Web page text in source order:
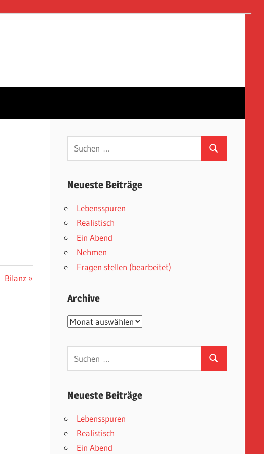
Nächster
Bilanz
Suchen
nach:
Suchen
Neueste Beiträge
Lebensspuren
Realistisch
Ein Abend
Nehmen
Fragen stellen (bearbeitet)
Archive
Archive
Suchen
Neueste Beiträge
Lebensspuren
Realistisch
Ein Abend